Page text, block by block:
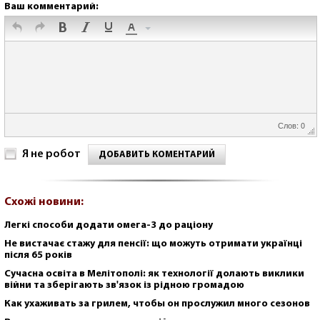
Ваш комментарий:
Слов: 0
Я не робот ДОБАВИТЬ КОМЕНТАРИЙ
Схожі новини:
Легкі способи додати омега-3 до раціону
Не вистачає стажу для пенсії: що можуть отримати українці
після 65 років
Сучасна освіта в Мелітополі: як технології долають виклики
війни та зберігають зв'язок із рідною громадою
Как ухаживать за грилем, чтобы он прослужил много сезонов